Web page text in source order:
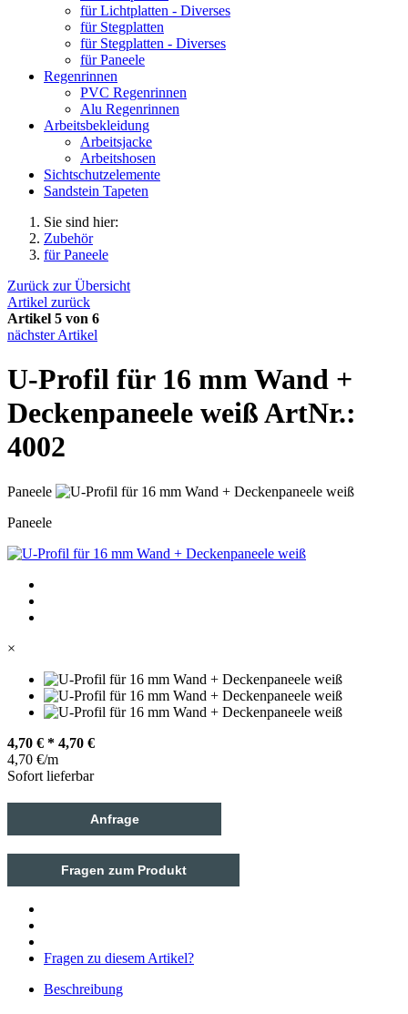
für Lichtplatten - Diverses
für Stegplatten
für Stegplatten - Diverses
für Paneele
Regenrinnen
PVC Regenrinnen
Alu Regenrinnen
Arbeitsbekleidung
Arbeitsjacke
Arbeitshosen
Sichtschutzelemente
Sandstein Tapeten
Sie sind hier:
Zubehör
für Paneele
Zurück zur Übersicht
Artikel zurück
Artikel 5 von 6
nächster Artikel
U-Profil für 16 mm Wand +
Deckenpaneele weißArtNr.:
4002
Paneele
Paneele
×
4,70 € * 4,70 €
4,70 €/m
Sofort lieferbar
Anfrage
Fragen zum Produkt
Fragen zu diesem Artikel?
Beschreibung